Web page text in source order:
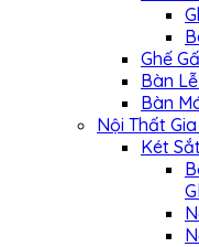
Ghế
Bàn
Bàn
Nội Thất
Két